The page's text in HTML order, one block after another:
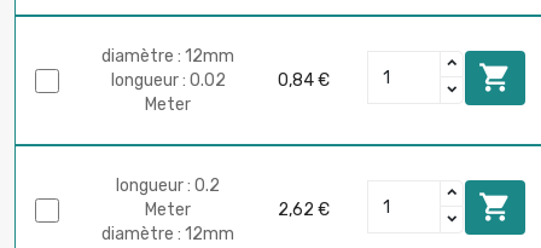
diamètre : 12mm
longueur : 0.02
Meter
0,84 € 
longueur : 0.2
Meter
diamètre : 12mm
2,62 € 